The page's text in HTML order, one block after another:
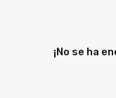
¡No se ha